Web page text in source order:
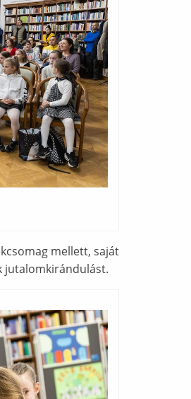
mellett, saját
jutalomkirándulást.